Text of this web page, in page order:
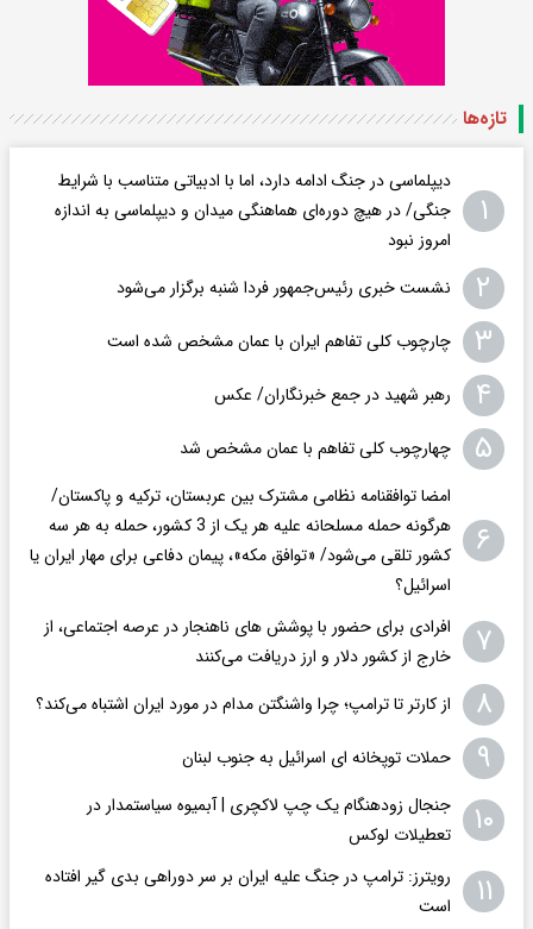
تازه‌ها
۱
دیپلماسی در جنگ ادامه دارد، اما با ادبیاتی متناسب با شرایط
جنگی/ در هیچ دوره‌ای هماهنگی میدان و دیپلماسی به اندازه
امروز نبود
۲ نشست خبری رئیس‌جمهور فردا شنبه برگزار می‌شود
۳ چارچوب کلی تفاهم ایران با عمان مشخص شده است
۴ رهبر شهید در جمع خبرنگاران/ عکس
۵ چهارچوب کلی تفاهم با عمان مشخص شد
۶
امضا توافقنامه نظامی مشترک بین عربستان، ترکیه و پاکستان/
هرگونه حمله مسلحانه علیه هر یک از 3 کشور، حمله به هر سه
کشور تلقی می‌شود/ «توافق مکه»، پیمان دفاعی برای مهار ایران یا
اسرائیل؟
۷
افرادی برای حضور با پوشش های ناهنجار در عرصه اجتماعی، از
خارج از کشور دلار و ارز دریافت می‌کنند
۸ از کارتر تا ترامپ؛ چرا واشنگتن مدام در مورد ایران اشتباه می‌کند؟
۹ حملات توپخانه ای اسرائیل به جنوب لبنان
۱۰
جنجال زودهنگام یک چپ لاکچری | آبمیوه سیاستمدار در
تعطیلات لوکس
۱۱
رویترز: ترامپ در جنگ علیه ایران بر سر دوراهی بدی گیر افتاده
است